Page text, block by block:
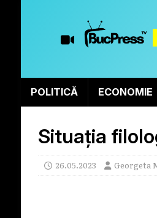
POLITICĂ ECONOMIE
Situația
26.05.2023 Georgeta